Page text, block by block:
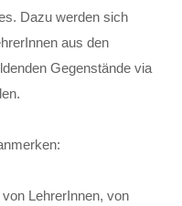
Dazu werden sich
aus den
Gegenstände via
LehrerInnen, von